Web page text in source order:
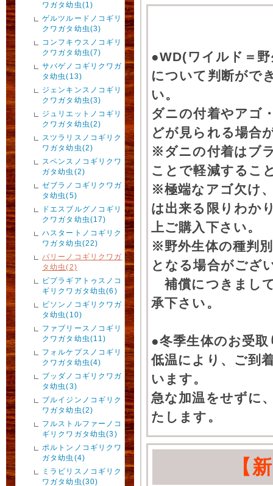
ワガタ幼虫(1)
ゲルツルードノコギリ
クワガタ幼虫(3)
コンフキウスノコギリ
クワガタ幼虫(7)
サバゲノコギリクワガ
タ幼虫(13)
ジェンキンスノコギリ
クワガタ幼虫(3)
ジュリエットノコギリ
クワガタ幼虫(2)
スツラリスノコギリク
ワガタ幼虫(2)
スペンスノコギリクワ
ガタ幼虫(2)
ゼブラノコギリクワガ
タ幼虫(5)
ドエスブルグノコギリ
クワガタ幼虫(17)
ハスタートノコギリク
ワガタ幼虫(22)
パリーノコギリクワガ
タ幼虫(2)
ビプラギアトゥスノコ
ギリクワガタ幼虫(6)
ビソンノコギリクワガ
タ幼虫(10)
ファブリースノコギリ
クワガタ幼虫(11)
フォルケプスノコギリ
クワガタ幼虫(4)
ブッダノコギリクワガ
タ幼虫(3)
ブルイジンノコギリク
ワガタ幼虫(2)
フルストルファーノコ
ギリクワガタ幼虫(3)
ポルトンノコギリクワ
ガタ幼虫(4)
ミラビリスノコギリク
ワガタ幼虫(30)
●WD(ワイルド＝
について判断がで
い。
ダニの付着やアゴ
どが見られる場合
※ダニの付着はブ
ことで軽減するこ
※極端なアゴ欠け
は出来る限りわか
上ご購入下さい。
※野外生体の種判
となる場合がござ
補償につきまし
承下さい。
●冬季生体のお受
低温により、ご到
います。
急な加温をせずに
たします。
【